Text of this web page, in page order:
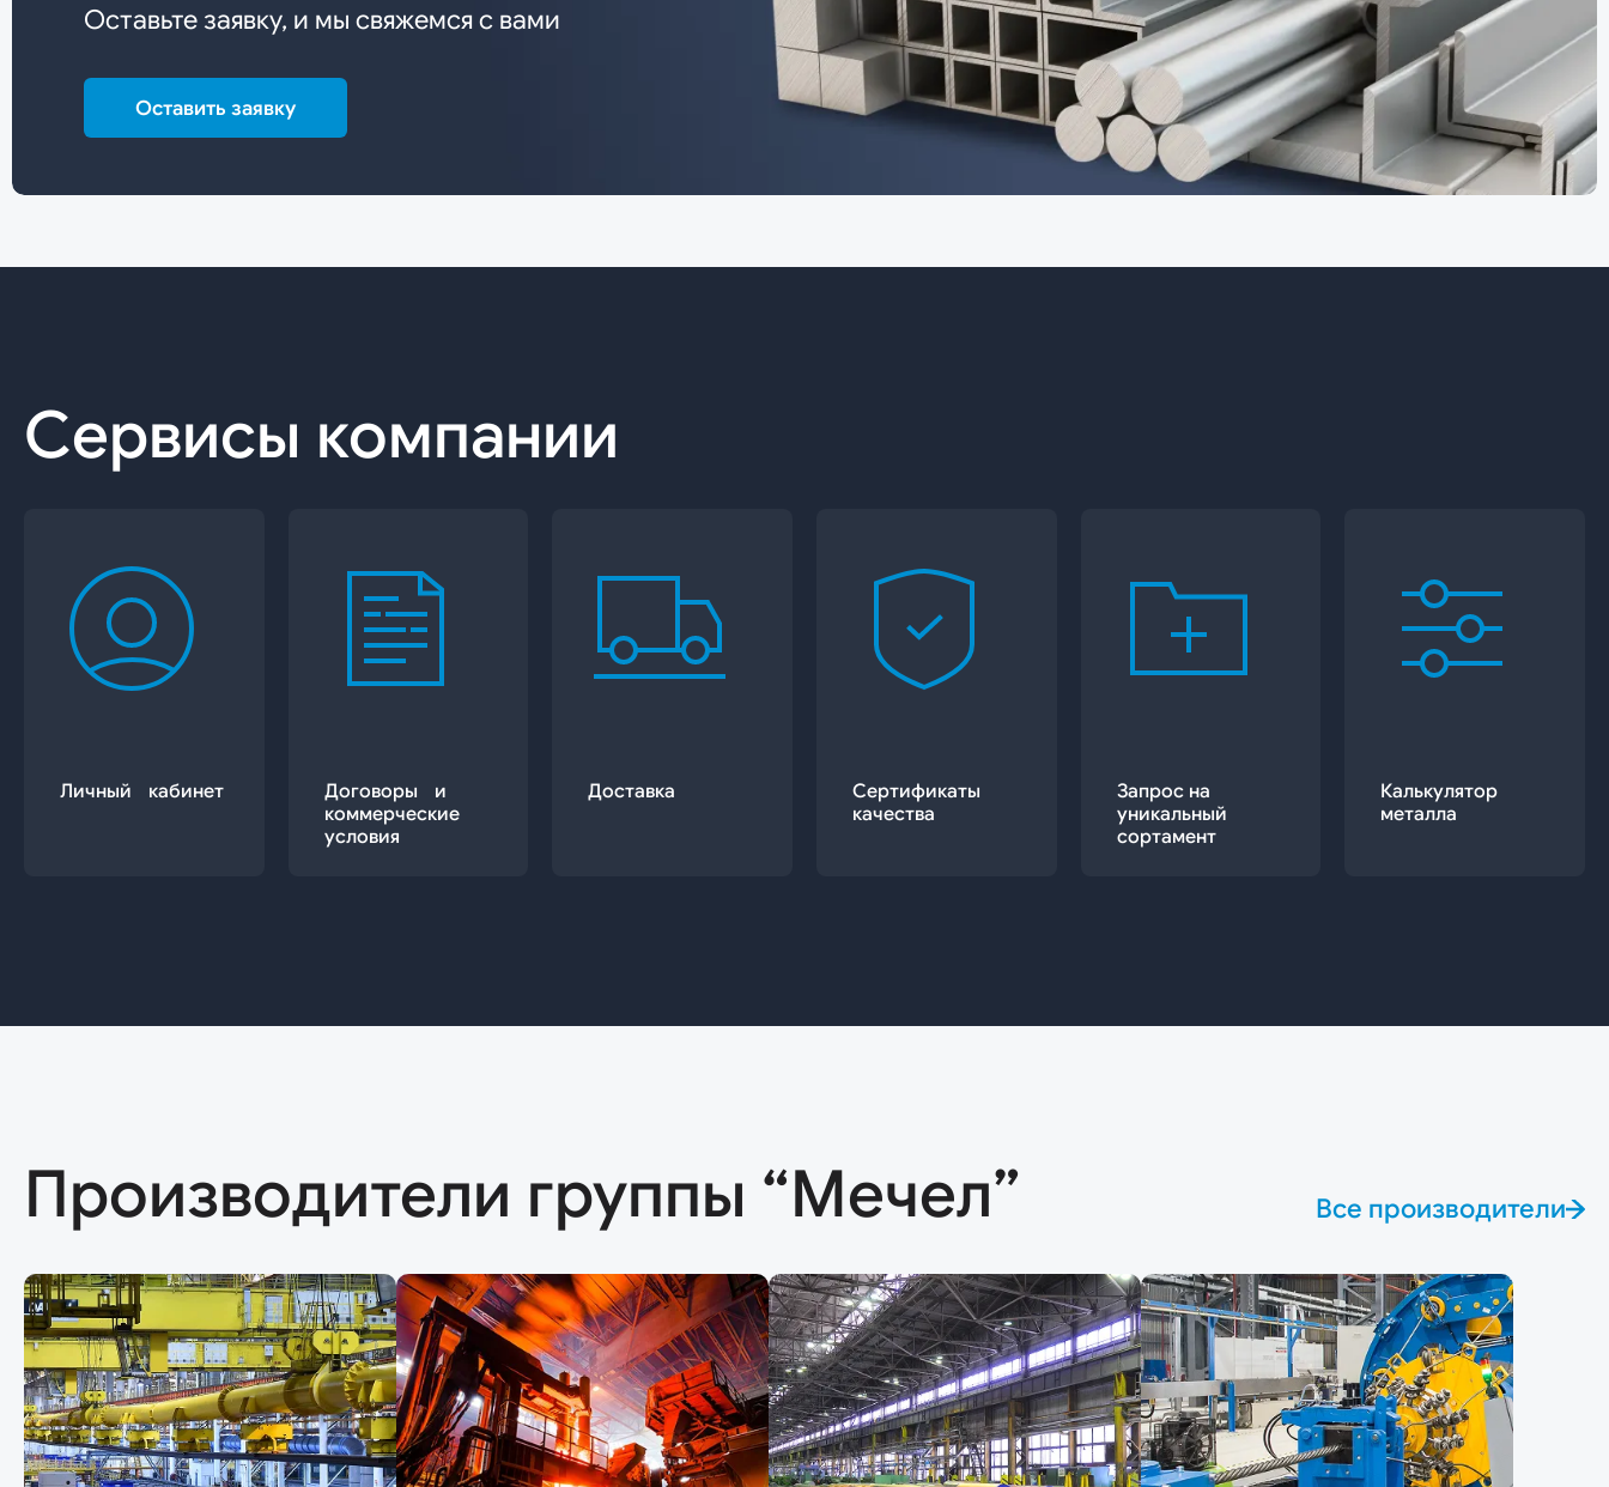
Оставьте заявку, и мы свяжемся с вами
Оставить заявку
Сервисы компании
Личный кабинет
Договоры и
коммерческие
условия
Доставка
Сертификаты
качества
Запрос на
уникальный
сортамент
Калькулятор
металла
Производители группы “Мечел” Все производители